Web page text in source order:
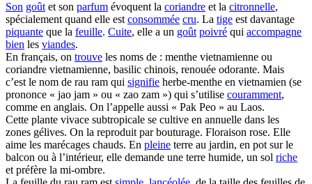
Son goût et son parfum évoquent la coriandre et la citronnelle,
spécialement quand elle est consommée cru. La tige est davantage
piquante que la feuille. Cuite, elle a un goût poivré qui accompagne
bien les viandes.
En français, on trouve les noms de : menthe vietnamienne ou
coriandre vietnamienne, basilic chinois, renouée odorante. Mais
c’est le nom de rau ram qui signifie herbe-menthe en vietnamien (se
prononce « jao jam » ou « zao zam ») qui s’utilise couramment,
comme en anglais. On l’appelle aussi « Pak Peo » au Laos.
Cette plante vivace subtropicale se cultive en annuelle dans les
zones gélives. On la reproduit par bouturage. Floraison rose. Elle
aime les marécages chauds. En pleine terre au jardin, en pot sur le
balcon ou à l’intérieur, elle demande une terre humide, un sol riche
et préfère la mi-ombre.